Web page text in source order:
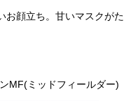
お顔立ち。甘いマスクがた
MF(ミッドフィールダー)